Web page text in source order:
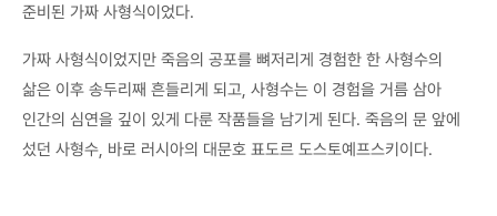
준비된 가짜 사형식이었다.
가짜 사형식이었지만 죽음의 공포를 뼈저리게 경험한 한 사형수의
삶은 이후 송두리째 흔들리게 되고, 사형수는 이 경험을 거름 삼아
인간의 심연을 깊이 있게 다룬 작품들을 남기게 된다. 죽음의 문 앞에
섰던 사형수, 바로 러시아의 대문호 표도르 도스토예프스키이다.